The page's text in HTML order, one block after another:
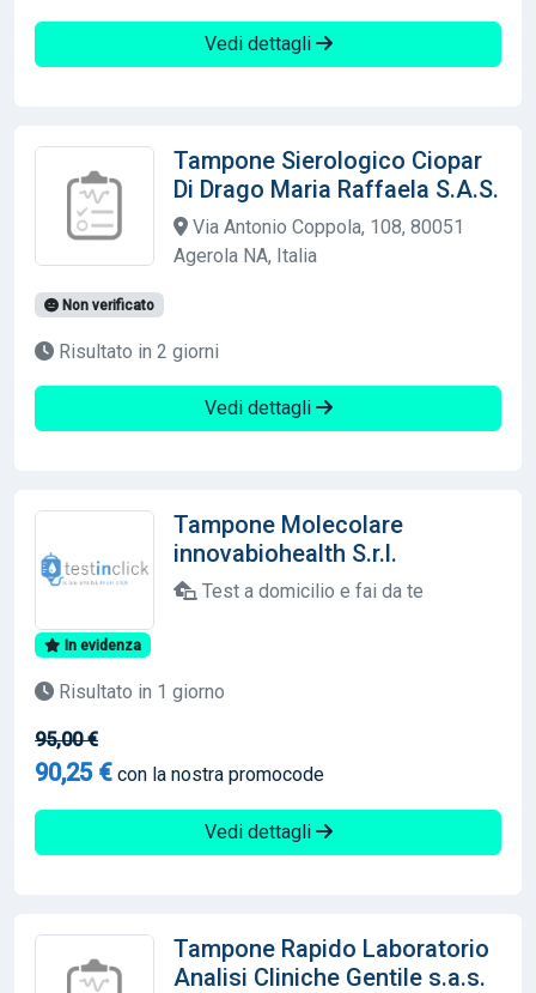
Vedi dettagli
Tampone Sierologico Ciopar
Di Drago Maria Raffaela S.A.S.
Via Antonio Coppola, 108, 80051
Agerola NA, Italia
Non verificato
Risultato in 2 giorni
Vedi dettagli
Tampone Molecolare
innovabiohealth S.r.l.
Test a domicilio e fai da te
In evidenza
Risultato in 1 giorno
95,00 €
90,25 € con la nostra promocode
Vedi dettagli
Tampone Rapido Laboratorio
Analisi Cliniche Gentile s.a.s.